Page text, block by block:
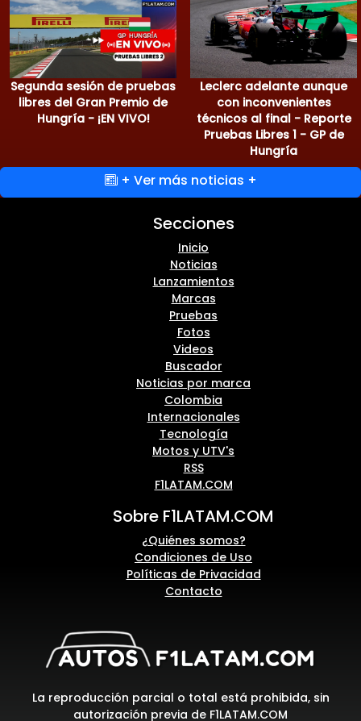
Segunda sesión de pruebas
libres del Gran Premio de
Hungría - ¡EN VIVO!
Leclerc adelante aunque
con inconvenientes
técnicos al final - Reporte
Pruebas Libres 1 - GP de
Hungría
+ Ver más noticias +
Secciones
Inicio
Noticias
Lanzamientos
Marcas
Pruebas
Fotos
Videos
Buscador
Noticias por marca
Colombia
Internacionales
Tecnología
Motos y UTV's
RSS
F1LATAM.COM
Sobre F1LATAM.COM
¿Quiénes somos?
Condiciones de Uso
Políticas de Privacidad
Contacto
La reproducción parcial o total está prohibida, sin
autorización previa de F1LATAM.COM